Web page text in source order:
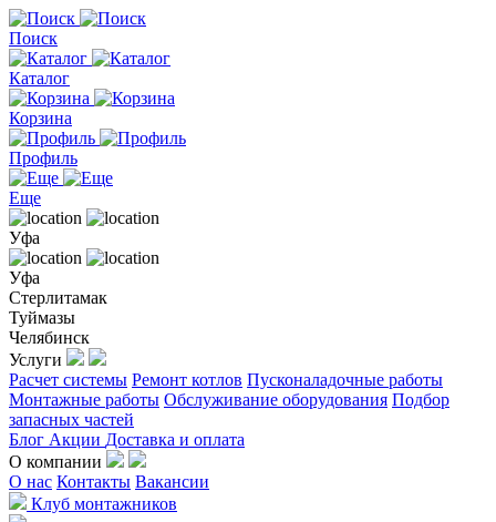
Поиск
Каталог
Корзина
Профиль
Еще
Уфа
Уфа
Стерлитамак
Туймазы
Челябинск
Услуги
Расчет системы Ремонт котлов Пусконаладочные работы
Монтажные работы Обслуживание оборудования Подбор
запасных частей
Блог Акции Доставка и оплата
О компании
О нас Контакты Вакансии
Клуб монтажников